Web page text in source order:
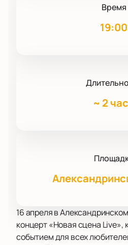
Время
19:00
~ 2
16 апреля в
концерт «Новая сцена Live»,
событием для всех